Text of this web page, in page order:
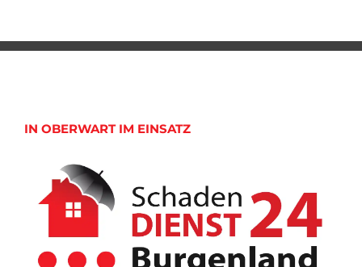
IN OBERWART IM EINSATZ